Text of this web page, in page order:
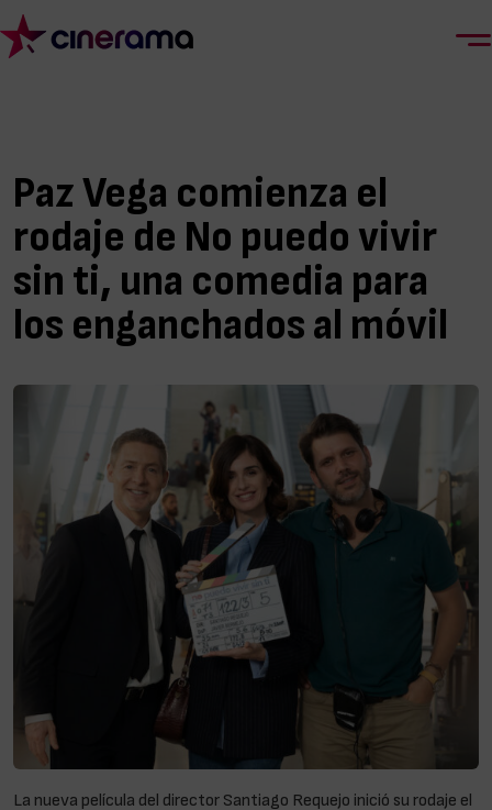
Paz Vega comienza el
rodaje de No puedo vivir
sin ti, una comedia para
los enganchados al móvil
La nueva película del director Santiago Requejo inició su rodaje el